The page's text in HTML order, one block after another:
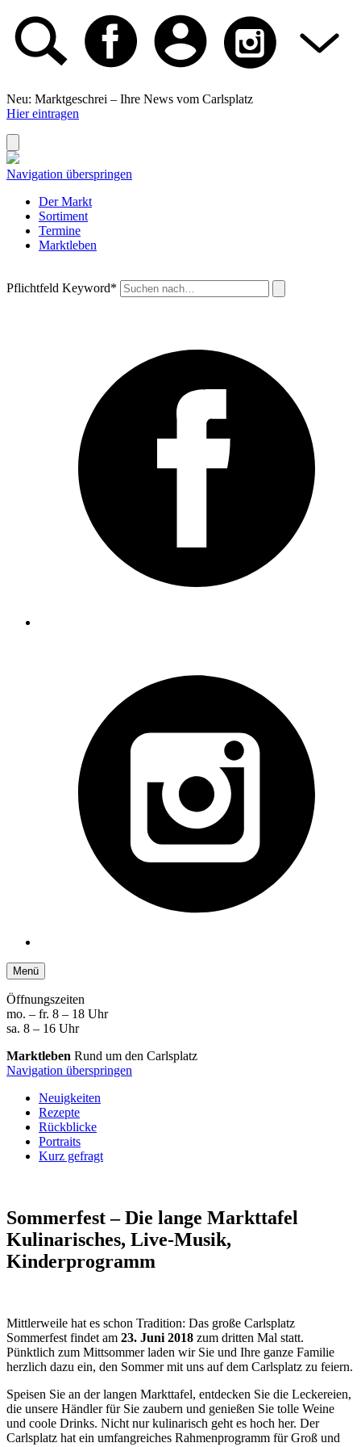
Neu: Marktgeschrei – Ihre News vom Carlsplatz
Hier eintragen
Navigation überspringen
Der Markt
Sortiment
Termine
Marktleben
Pflichtfeld Keyword*
Menü
Öffnungszeiten
mo. – fr. 8 – 18 Uhr
sa. 8 – 16 Uhr
Marktleben Rund um den Carlsplatz
Navigation überspringen
Neuigkeiten
Rezepte
Rückblicke
Portraits
Kurz gefragt
Sommerfest – Die lange Markttafel
Kulinarisches, Live-Musik,
Kinderprogramm
Mittlerweile hat es schon Tradition: Das große Carlsplatz
Sommerfest findet am 23. Juni 2018 zum dritten Mal statt.
Pünktlich zum Mitt­sommer laden wir Sie und Ihre ganze Familie
herzlich dazu ein, den Sommer mit uns auf dem Carlsplatz zu feiern.
Speisen Sie an der langen Markttafel, entdecken Sie die Leckereien,
die unsere Händler für Sie zaubern und genießen Sie tolle Weine
und coole Drinks. Nicht nur kulinarisch geht es hoch her. Der
Carlsplatz hat ein umfang­reiches Rahmenprogramm für Groß und